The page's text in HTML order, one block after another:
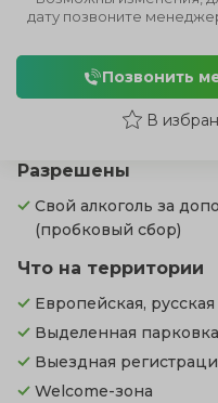
Разрешены
Свой алкоголь за
(пробковый сбор)
Что на территории
Европейская, русская
Выделенная парковка
Выездная
Welcome-зона
дату позвоните
Позвонить